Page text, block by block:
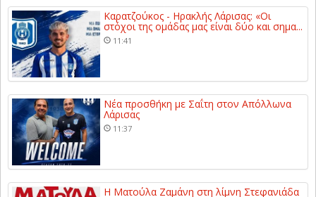
Καρατζούκος - Ηρακλής Λάρισας: «Οι
στόχοι της ομάδας μας είναι δύο και σημα...
11:41
Νέα προσθήκη με Σαΐτη στον Απόλλωνα
Λάρισας
11:37
Η Ματούλα Ζαμάνη στη λίμνη Στεφανιάδα